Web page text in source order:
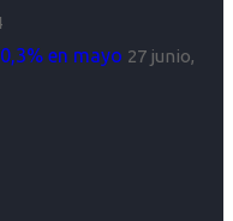
en mayo 27 junio,